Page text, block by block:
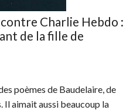
Charlie Hebdo :
de la fille de
poèmes de Baudelaire, de
Il aimait aussi beaucoup la